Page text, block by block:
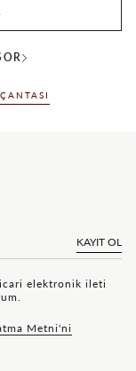
KAYIT OL
elektronik ileti
Metni'ni